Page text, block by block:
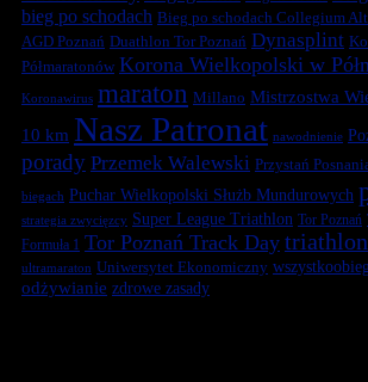
bieg po schodach Bieg po schodach Collegium
AGD Poznań Duathlon Tor Poznań Dynasplint
Półmaratonów Korona Wielkopolski w
Koronawirus maraton Millano Mistrzostwa
10 km Nasz Patronat nawodnienie
porady Przemek Walewski Przystań
biegach Puchar Wielkopolski Służb Mundurowych
strategia zwycięzcy Super League Triathlon Tor Poznań
Formuła 1 Tor Poznań Track Day triathlon
ultramaraton Uniwersytet Ekonomiczny
odżywianie zdrowe zasady